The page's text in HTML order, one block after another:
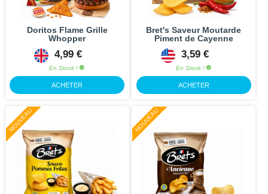
Doritos Flame Grille
Whopper
4,99 €
En Stock !
ACHETER
Bret's Saveur Moutarde
Piment de Cayenne
3,59 €
En Stock !
ACHETER
NOUVEAU NOUVEAU